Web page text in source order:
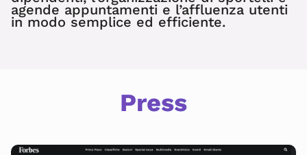
agende appuntamenti e l’affluenza utenti
in modo semplice ed efficiente.
Press